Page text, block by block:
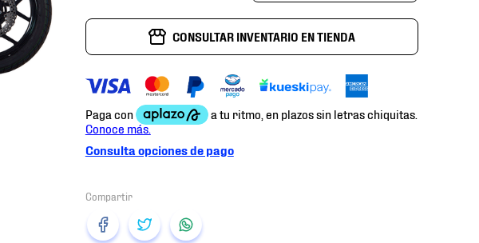
CONSULTAR INVENTARIO EN TIENDA
Consulta opciones de pago